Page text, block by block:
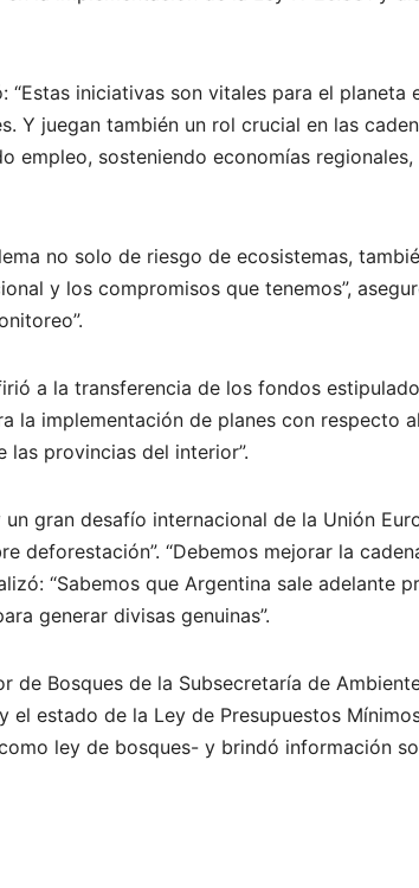
“Estas iniciativas son vitales para el planeta
Y juegan también un rol crucial en las
empleo, sosteniendo economías
no solo de riesgo de ecosistemas,
y los compromisos que tenemos”,
a la transferencia de los fondos
la implementación de planes con respecto
las provincias del interior”.
un gran desafío internacional de la Unión
deforestación”. “Debemos mejorar la
“Sabemos que Argentina sale adelante
generar divisas genuinas”.
de Bosques de la Subsecretaría de
el estado de la Ley de Presupuestos
ley de bosques- y brindó información